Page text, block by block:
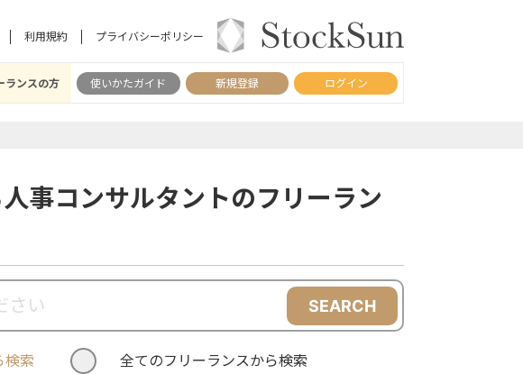
利用規約 プライバシーポリシー
ランスの方 使いかたガイド 新規登録 ログイン
事コンサルタントのフリーラン
SEARCH
検索 全てのフリーランスから検索